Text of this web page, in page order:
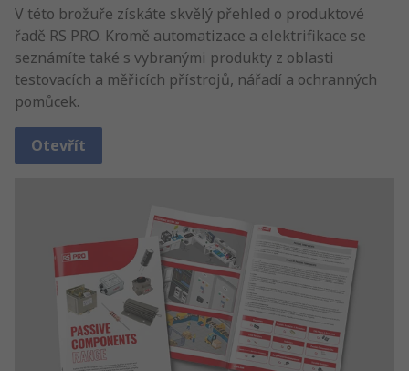
V této brožuře získáte skvělý přehled o produktové
řadě RS PRO. Kromě automatizace a elektrifikace se
seznámíte také s vybranými produkty z oblasti
testovacích a měřicích přístrojů, nářadí a ochranných
pomůcek.
Otevřít